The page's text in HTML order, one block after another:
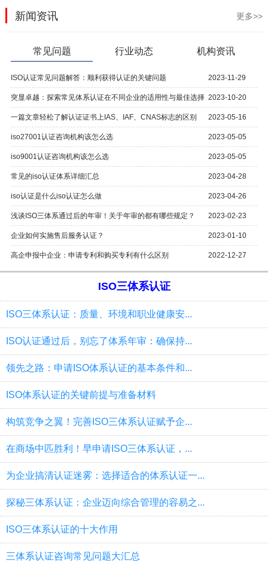
新闻资讯 更多>>
常见问题 行业动态 机构资讯
ISO认证常见问题解答：顺利获得认证的关键问题 2023-11-29
突显卓越：探索常见体系认证在不同企业的适用性与最佳选择 2023-10-20
一篇文章轻松了解认证证书上IAS、IAF、CNAS标志的区别 2023-05-16
iso27001认证咨询机构该怎么选 2023-05-05
iso9001认证咨询机构该怎么选 2023-05-05
常见的iso认证体系详细汇总 2023-04-28
iso认证是什么iso认证怎么做 2023-04-26
浅谈ISO三体系通过后的年审！关于年审的都有哪些规定？ 2023-02-23
企业如何实施售后服务认证？ 2023-01-10
高企申报中企业：申请专利和购买专利有什么区别 2022-12-27
ISO三体系认证
ISO三体系认证：质量、环境和职业健康安...
ISO认证通过后，别忘了体系年审：确保持...
领先之路：申请ISO体系认证的基本条件和...
ISO体系认证的关键前提与准备材料
构筑竞争之翼！完善ISO三体系认证赋予企...
在商场中匹胜利！早申请ISO三体系认证，...
为企业搞清认证迷雾：选择适合的体系认证一...
探秘三体系认证：企业迈向综合管理的容易之...
ISO三体系认证的十大作用
三体系认证咨询常见问题大汇总